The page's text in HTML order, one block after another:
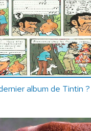
album de Tintin ?